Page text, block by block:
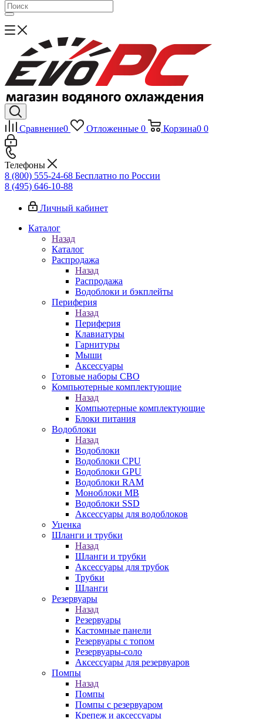
Сравнение0 Отложенные 0 Корзина0 0
Телефоны
8 (800) 555-24-68 Бесплатно по России
8 (495) 646-10-88
Личный кабинет
Каталог
Назад
Каталог
Распродажа
Назад
Распродажа
Водоблоки и бэкплейты
Периферия
Назад
Периферия
Клавиатуры
Гарнитуры
Мыши
Аксессуары
Готовые наборы СВО
Компьютерные комплектующие
Назад
Компьютерные комплектующие
Блоки питания
Водоблоки
Назад
Водоблоки
Водоблоки CPU
Водоблоки GPU
Водоблоки RAM
Моноблоки MB
Водоблоки SSD
Аксессуары для водоблоков
Уценка
Шланги и трубки
Назад
Шланги и трубки
Аксессуары для трубок
Трубки
Шланги
Резервуары
Назад
Резервуары
Кастомные панели
Резервуары с топом
Резервуары-соло
Аксессуары для резервуаров
Помпы
Назад
Помпы
Помпы с резервуаром
Крепеж и аксессуары